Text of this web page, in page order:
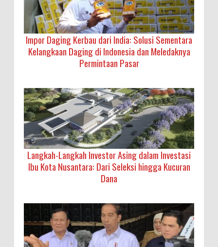
Impor Daging Kerbau dari India: Solusi Sementara
Kelangkaan Daging di Indonesia dan Meledaknya
Permintaan Pasar
Langkah-Langkah Investor Asing dalam Investasi
Ibu Kota Nusantara: Dari Seleksi hingga Kucuran
Dana